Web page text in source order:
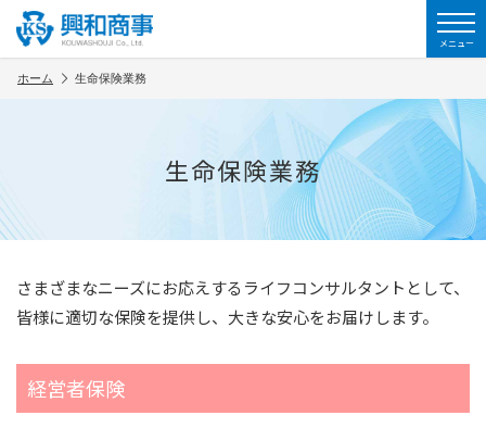
メニュー
ホーム 生命保険業務
生命保険業務
さまざまなニーズにお応えするライフコンサルタントとして、
皆様に適切な保険を提供し、大きな安心をお届けします。
経営者保険